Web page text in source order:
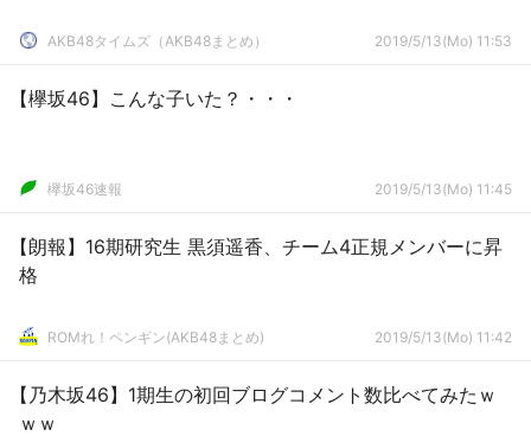
AKB48タイムズ（AKB48まとめ） 2019/5/13(Mo) 11:53
【欅坂46】こんな子いた？・・・
欅坂46速報 2019/5/13(Mo) 11:45
【朗報】16期研究生 黒須遥香、チーム4正規メンバーに昇
格
ROMれ！ペンギン(AKB48まとめ) 2019/5/13(Mo) 11:42
【乃木坂46】1期生の初回ブログコメント数比べてみたｗ
ｗｗ